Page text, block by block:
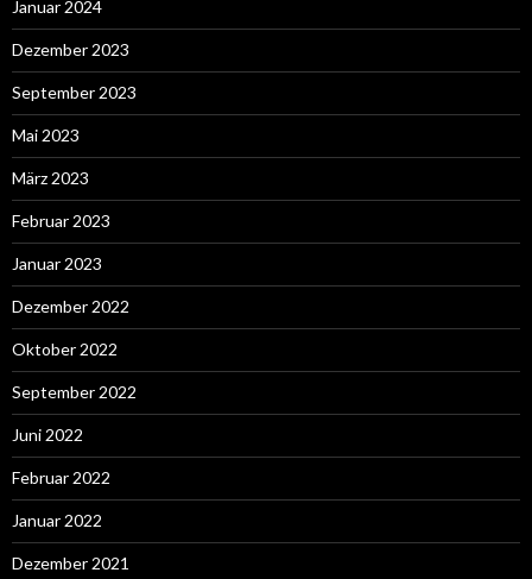
Januar 2024
Dezember 2023
September 2023
Mai 2023
März 2023
Februar 2023
Januar 2023
Dezember 2022
Oktober 2022
September 2022
Juni 2022
Februar 2022
Januar 2022
Dezember 2021